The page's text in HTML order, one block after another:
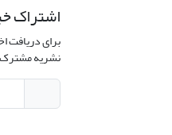
اشتراک
برای دریافت
نشریه